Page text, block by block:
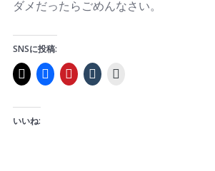
ダメだったらごめんなさい。
SNSに投稿:
いいね: